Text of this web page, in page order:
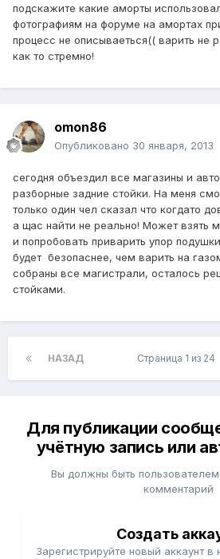
подскажите какие аморты
фотографиям на форуме на амортах
процесс не описываеться(( варить не
как то стремно!
omon86
Опубликовано 30 января, 2013
сегодня объездил все магазины и
разборные задние стойки. На меня
только один чел сказал что когдато
а щас найти не реально! Может взять
и попробовать приварить упор
будет безопаснее, чем варить на
собраны все магистрали, осталось
стойками.
НАЗАД Страница 1 из 24
Для публикации
учётную запись или
Вы должны быть
комментарий
Создать
Зарегистрируйте новый аккаунт